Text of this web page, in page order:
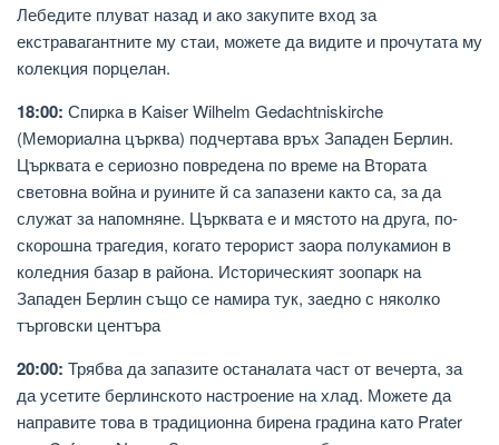
Лебедите плуват назад и ако закупите вход за
екстравагантните му стаи, можете да видите и прочутата му
колекция порцелан.
18:00: Спирка в Kaiser Wilhelm Gedachtniskirche
(Мемориална църква) подчертава връх Западен Берлин.
Църквата е сериозно повредена по време на Втората
световна война и руините й са запазени както са, за да
служат за напомняне. Църквата е и мястото на друга, по-
скорошна трагедия, когато терорист заора полукамион в
коледния базар в района. Историческият зоопарк на
Западен Берлин също се намира тук, заедно с няколко
търговски центъра
20:00: Трябва да запазите останалата част от вечерта, за
да усетите берлинското настроение на хлад. Можете да
направите това в традиционна бирена градина като Prater